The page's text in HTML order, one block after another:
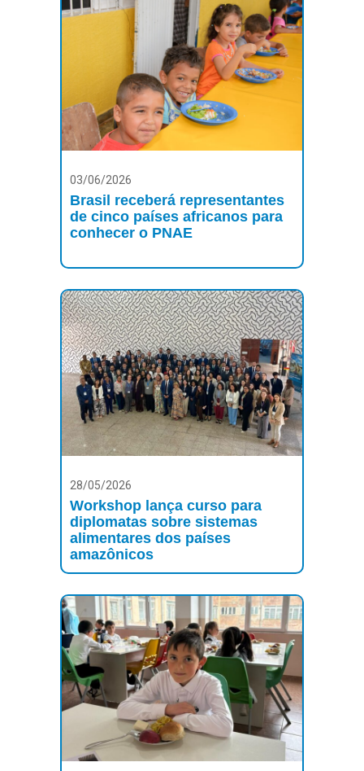
03/06/2026
Brasil receberá representantes
de cinco países africanos para
conhecer o PNAE
28/05/2026
Workshop lança curso para
diplomatas sobre sistemas
alimentares dos países
amazônicos